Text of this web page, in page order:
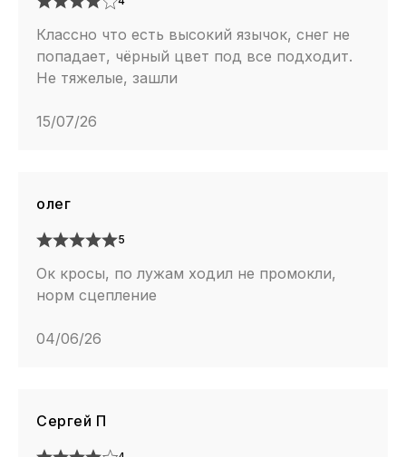
Классно что есть высокий язычок, снег не
попадает, чёрный цвет под все подходит.
Не тяжелые, зашли
15/07/26
олег
5
Ок кросы, по лужам ходил не промокли,
норм сцепление
04/06/26
Сергей П